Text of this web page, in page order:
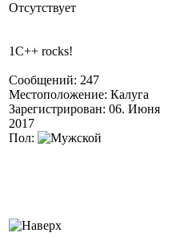
Отсутствует
1C++ rocks!
Сообщений: 247
Местоположение: Калуга
Зарегистрирован: 06. Июня
2017
Пол: